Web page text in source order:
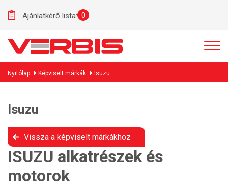
Ajánlatkérő lista: 0
Nyitólap Képviselt márkák Isuzu
Isuzu
Vissza a képviselt márkákhoz
ISUZU alkatrészek és
motorok